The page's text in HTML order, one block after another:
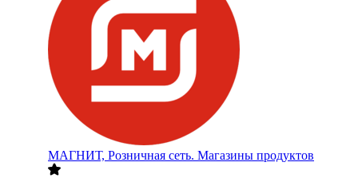
МАГНИТ, Розничная сеть. Магазины продуктов